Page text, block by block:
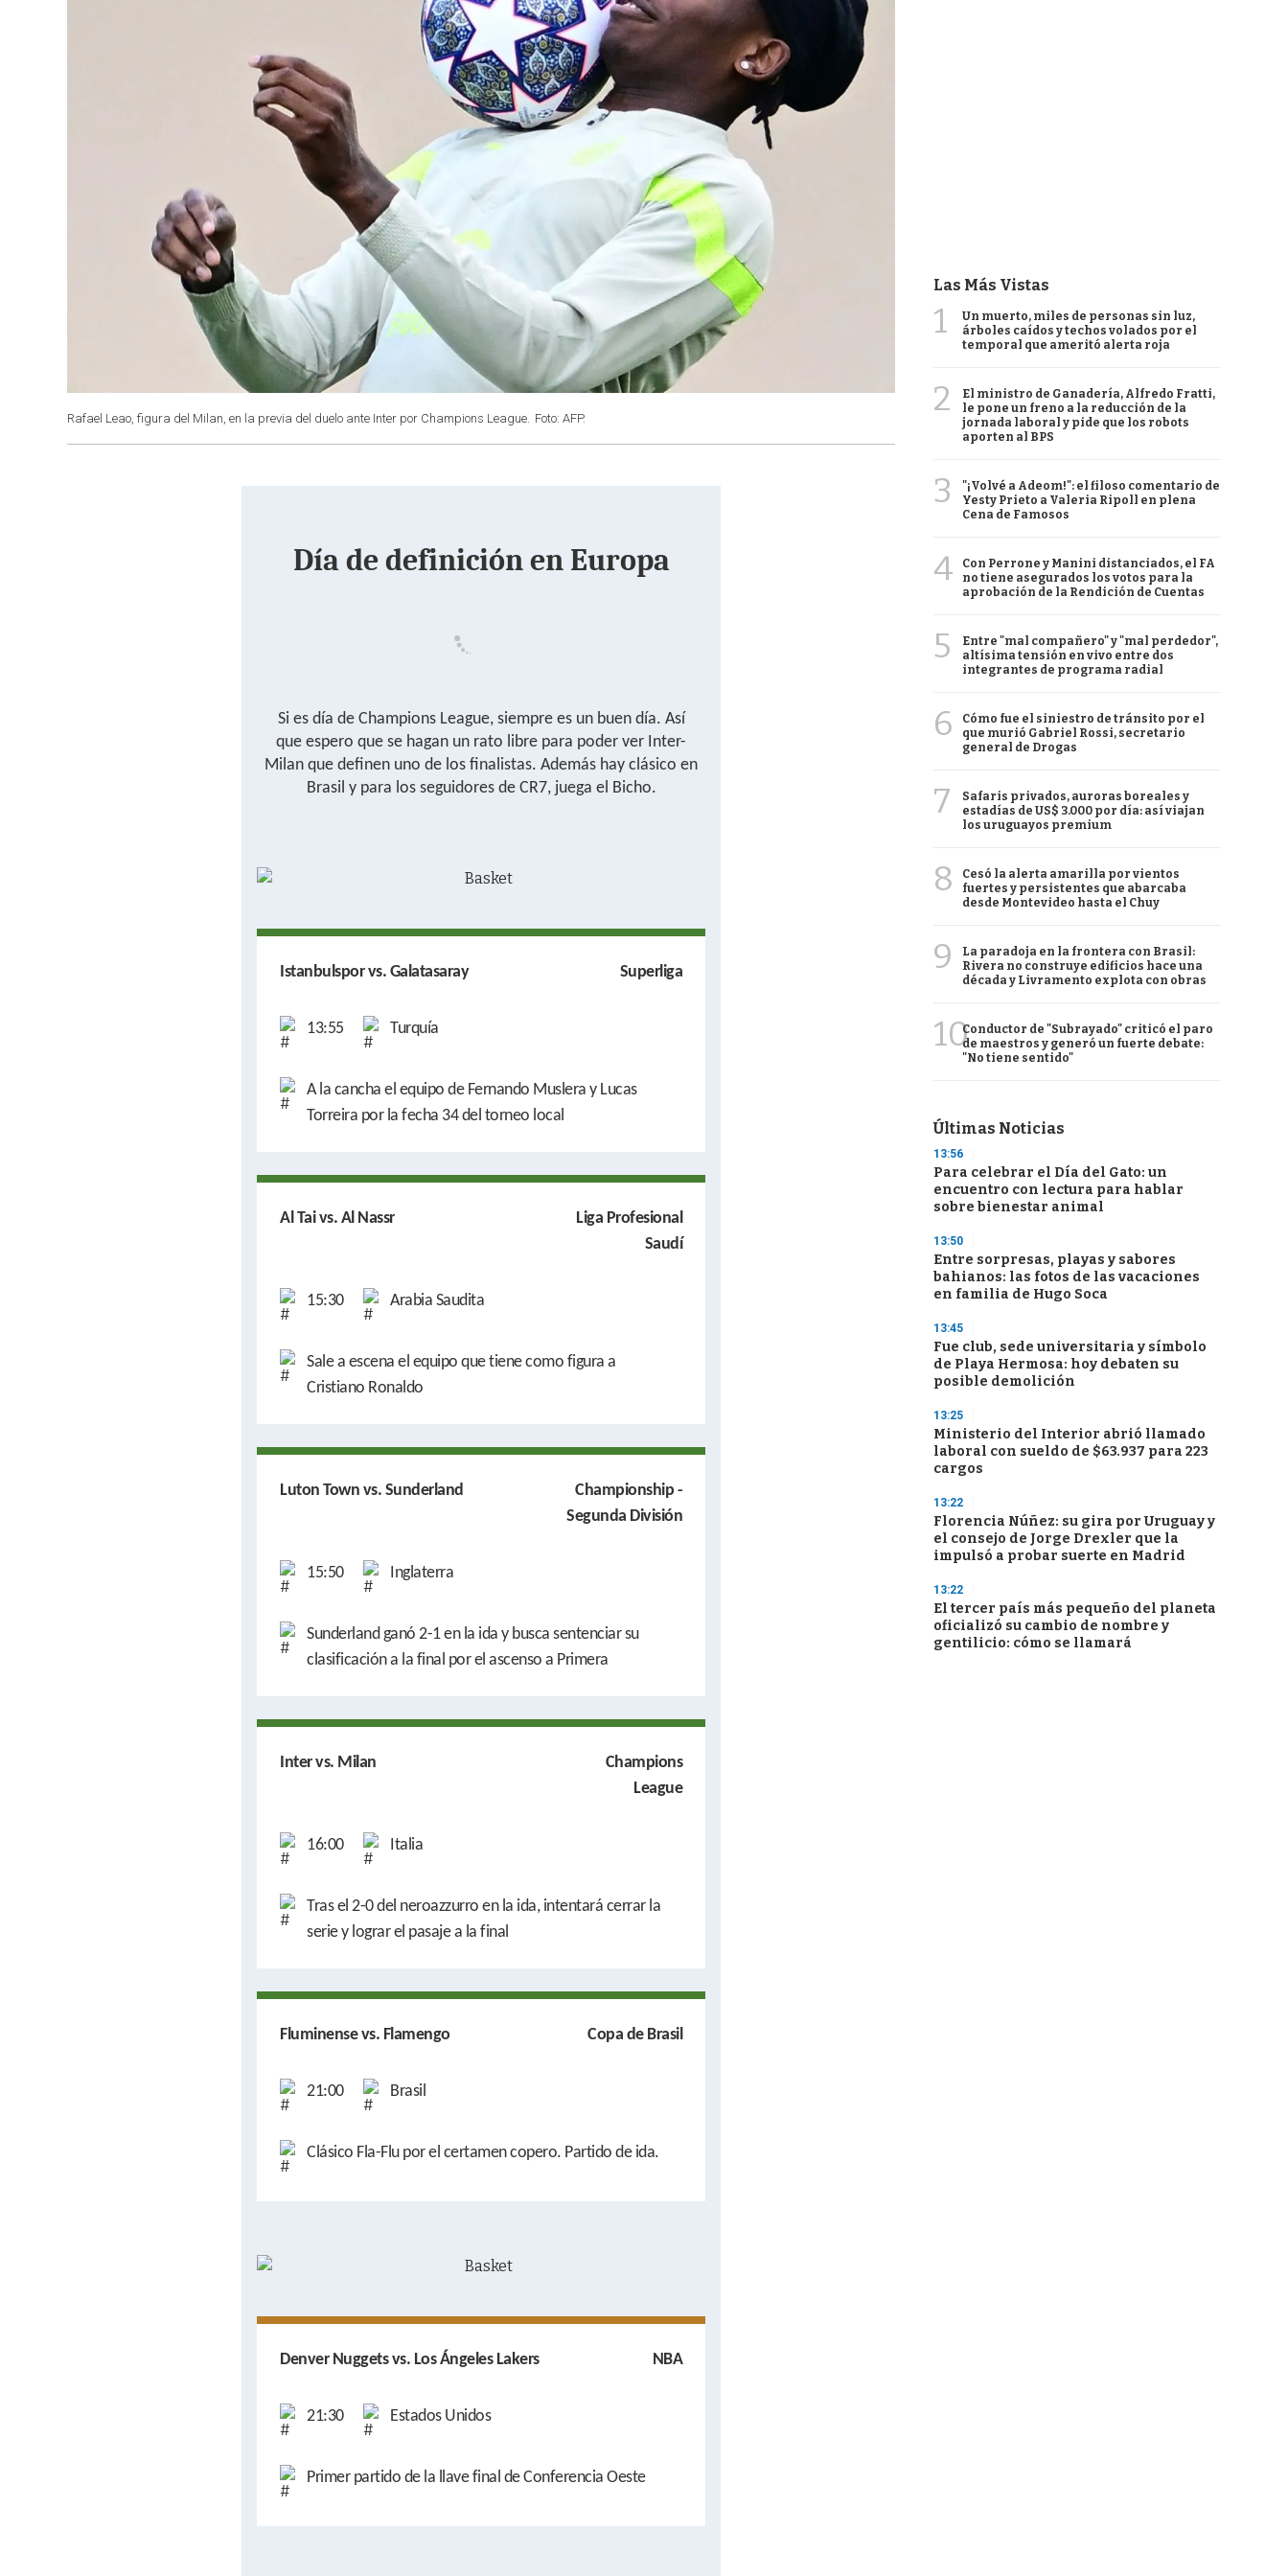
Rafael Leao, figura del Milan, en la previa del duelo ante Inter por Champions League. Foto: AFP.
Día de definición en Europa
Si es día de Champions League, siempre es un buen día. Así
que espero que se hagan un rato libre para poder ver Inter-
Milan que definen uno de los finalistas. Además hay clásico en
Brasil y para los seguidores de CR7, juega el Bicho.
Istanbulspor vs. Galatasaray Superliga
13:55 Turquía
A la cancha el equipo de Fernando Muslera y Lucas
Torreira por la fecha 34 del torneo local
Al Tai vs. Al Nassr
Liga Profesional
Saudí
15:30 Arabia Saudita
Sale a escena el equipo que tiene como figura a
Cristiano Ronaldo
Luton Town vs. Sunderland
Championship -
Segunda División
15:50 Inglaterra
Sunderland ganó 2-1 en la ida y busca sentenciar su
clasificación a la final por el ascenso a Primera
Inter vs. Milan
Champions
League
16:00 Italia
Tras el 2-0 del neroazzurro en la ida, intentará cerrar la
serie y lograr el pasaje a la final
Fluminense vs. Flamengo Copa de Brasil
21:00 Brasil
Clásico Fla-Flu por el certamen copero. Partido de ida.
Denver Nuggets vs. Los Ángeles Lakers NBA
21:30 Estados Unidos
Primer partido de la llave final de Conferencia Oeste
Las Más Vistas
1
Un muerto, miles de personas sin luz,
árboles caídos y techos volados por el
temporal que ameritó alerta roja
2
El ministro de Ganadería, Alfredo Fratti,
le pone un freno a la reducción de la
jornada laboral y pide que los robots
aporten al BPS
3
"¡Volvé a Adeom!": el filoso comentario de
Yesty Prieto a Valeria Ripoll en plena
Cena de Famosos
4
Con Perrone y Manini distanciados, el FA
no tiene asegurados los votos para la
aprobación de la Rendición de Cuentas
5
Entre "mal compañero" y "mal perdedor",
altísima tensión en vivo entre dos
integrantes de programa radial
6
Cómo fue el siniestro de tránsito por el
que murió Gabriel Rossi, secretario
general de Drogas
7
Safaris privados, auroras boreales y
estadías de US$ 3.000 por día: así viajan
los uruguayos premium
8
Cesó la alerta amarilla por vientos
fuertes y persistentes que abarcaba
desde Montevideo hasta el Chuy
9
La paradoja en la frontera con Brasil:
Rivera no construye edificios hace una
década y Livramento explota con obras
10Conductor de "Subrayado" criticó el paro
de maestros y generó un fuerte debate:
"No tiene sentido"
Últimas Noticias
13:56
Para celebrar el Día del Gato: un
encuentro con lectura para hablar
sobre bienestar animal
13:50
Entre sorpresas, playas y sabores
bahianos: las fotos de las vacaciones
en familia de Hugo Soca
13:45
Fue club, sede universitaria y símbolo
de Playa Hermosa: hoy debaten su
posible demolición
13:25
Ministerio del Interior abrió llamado
laboral con sueldo de $63.937 para 223
cargos
13:22
Florencia Núñez: su gira por Uruguay y
el consejo de Jorge Drexler que la
impulsó a probar suerte en Madrid
13:22
El tercer país más pequeño del planeta
oficializó su cambio de nombre y
gentilicio: cómo se llamará